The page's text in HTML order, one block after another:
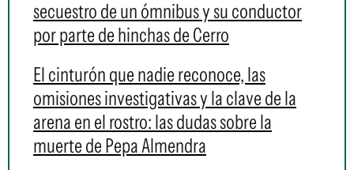
secuestro de un ómnibus y su conductor
por parte de hinchas de Cerro
El cinturón que nadie reconoce, las
omisiones investigativas y la clave de la
arena en el rostro: las dudas sobre la
muerte de Pepa Almendra